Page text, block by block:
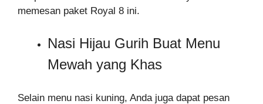
memesan paket Royal 8 ini.
Nasi Hijau Gurih Buat Menu
Mewah yang Khas
Selain menu nasi kuning, Anda juga dapat pesan